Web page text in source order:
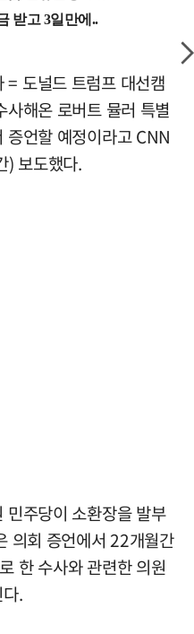
= 도널드 트럼프 대선캠
해온 로버트 뮬러 특별
언할 예정이라고 CNN
) 보도했다.
민주당이 소환장을 발부
의회 증언에서 22개월간
한 수사와 관련한 의원
.